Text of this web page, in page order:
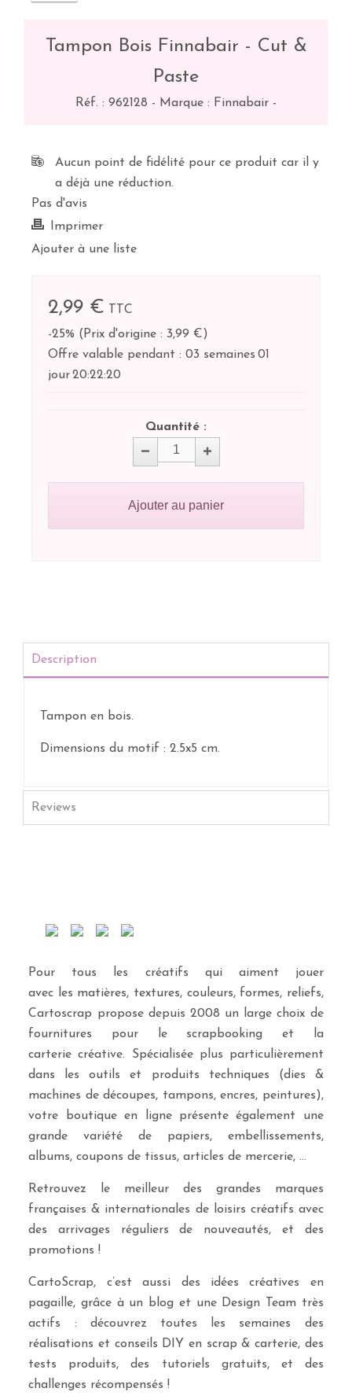
Tampon Bois Finnabair - Cut &
Paste
Réf. : 962128 - Marque : Finnabair -
Aucun point de fidélité pour ce produit car il y
a déjà une réduction.
Pas d'avis
Imprimer
Ajouter à une liste
2,99 €
TTC
-25% ( Prix d'origine : 3,99 €)
Offre valable pendant : 03 semaines 01
jour20:22:20
Quantité :
Ajouter au panier
Description
Tampon en bois.
Dimensions du motif : 2.5x5 cm.
Reviews
Pour tous les créatifs qui aiment jouer
avec les matières, textures, couleurs, formes, reliefs,
Cartoscrap propose depuis 2008 un large choix de
fournitures pour le scrapbooking et la
carterie créative. Spécialisée plus particulièrement
dans les outils et produits techniques (dies &
machines de découpes, tampons, encres, peintures),
votre boutique en ligne présente également une
grande variété de papiers, embellissements,
albums, coupons de tissus, articles de mercerie, …
Retrouvez le meilleur des grandes marques
françaises & internationales de loisirs créatifs avec
des arrivages réguliers de nouveautés, et des
promotions !
CartoScrap, c’est aussi des idées créatives en
pagaille, grâce à un blog et une Design Team très
actifs : découvrez toutes les semaines des
réalisations et conseils DIY en scrap & carterie, des
tests produits, des tutoriels gratuits, et des
challenges récompensés !